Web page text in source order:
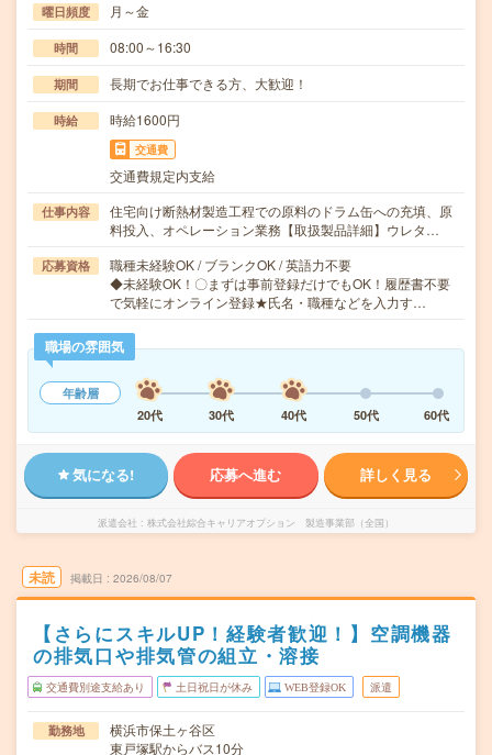
曜日頻度 月～金
時間 08:00～16:30
期間 長期でお仕事できる方、大歓迎！
時給 時給1600円
交通費
交通費規定内支給
仕事内容
住宅向け断熱材製造工程での原料のドラム缶への充填、原
料投入、オペレーション業務【取扱製品詳細】ウレタ…
応募資格
職種未経験OK / ブランクOK / 英語力不要
◆未経験OK！〇まずは事前登録だけでもOK！履歴書不要
で気軽にオンライン登録★氏名・職種などを入力す…
職場の雰囲気
年齢層
20代
30代 40代 50代 60代
気になる! 応募へ進む 詳しく見る
派遣会社 株式会社綜合キャリアオプション 製造事業部（全国）
未読 掲載日 2026/08/07
【さらにスキルUP！経験者歓迎！】空調機器
の排気口や排気管の組立・溶接
交通費別途支給あり 土日祝日が休み WEB登録OK 派遣
勤務地
横浜市保土ヶ谷区
東戸塚駅からバス10分